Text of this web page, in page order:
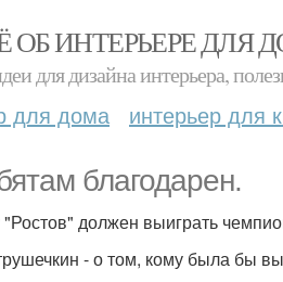
ОБ ИНТЕРЬЕРЕ ДЛЯ
для дизайна интерьера,
для дома интерьер для
благодарен.
должен выиграть
- о том, кому была бы